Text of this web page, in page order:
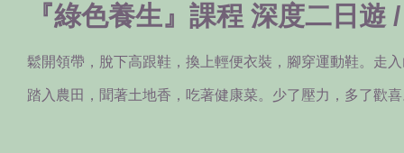
『綠色養生』課程 深度二日遊
鬆開領帶，脫下高跟鞋，換上輕便衣裝，腳穿運動鞋。 走
踏入農田，聞著土地香，吃著健康菜。少了壓力，多了歡喜